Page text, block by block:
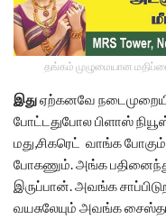
தங்கம் முழுமையான மதிப்பை
இதுஏற்கனவே
போட்டதுபோல பிளாஸ்
மது,சிகரெட் வாங்க
போகணும். அங்க
இருப்பான். அவங்க
வயசுலேயும் அவங்க